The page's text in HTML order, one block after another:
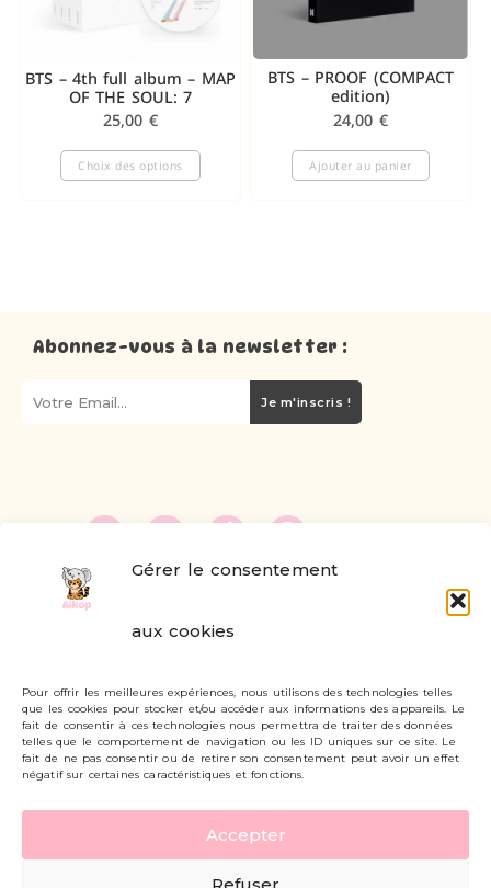
Gérer le consentement
aux cookies
Pour offrir les meilleures expériences, nous utilisons des technologies telles
que les cookies pour stocker et/ou accéder aux informations des appareils. Le
fait de consentir à ces technologies nous permettra de traiter des données
telles que le comportement de navigation ou les ID uniques sur ce site. Le
fait de ne pas consentir ou de retirer son consentement peut avoir un effet
négatif sur certaines caractéristiques et fonctions.
Accepter
Refuser
BTS – 4th full album – MAP
OF THE SOUL: 7
25,00 €
Choix des options
BTS – PROOF (COMPACT
edition)
24,00 €
Ajouter au panier
Abonnez-vous à la newsletter :
Je m'inscris !
Livraisons et retours
Mon compte
Carte cadeau
Politique de confidentialité